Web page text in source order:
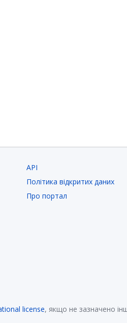
API
Політика відкритих даних
Про портал
license, якщо не зазначено